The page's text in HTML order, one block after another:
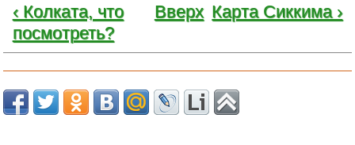
‹ Колката, что
посмотреть?
Вверх Карта Сиккима ›